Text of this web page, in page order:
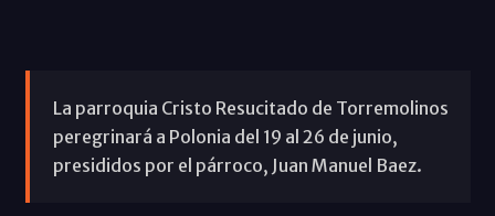
La parroquia Cristo Resucitado de Torremolinos
peregrinará a Polonia del 19 al 26 de junio,
presididos por el párroco, Juan Manuel Baez.